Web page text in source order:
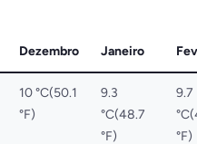
Dezembro Janeiro
10 °C(50.1
°F)
9.3
°C(48.7
°F)
9.7
°F)